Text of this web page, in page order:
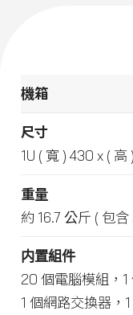
機箱
尺寸
1U ( 寬 ) 430 x (
重量
約 16.7 公斤 ( 包
内置組件
20 個電腦模組，1
1 個網路交換器，